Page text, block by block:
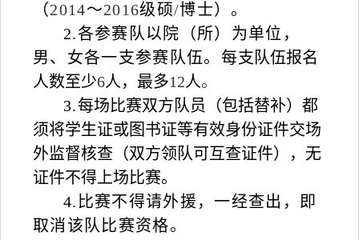
（2014～2016级硕/博士）。
2.各参赛队以院（所）为单位，
男、女各一支参赛队伍。每支队伍报名
人数至少6人，最多12人。
3.每场比赛双方队员（包括替补）都
须将学生证或图书证等有效身份证件交场
外监督核查（双方领队可互查证件），无
证件不得上场比赛。
4. 比赛不得请外援，一经查出，即
取消该队比赛资格。